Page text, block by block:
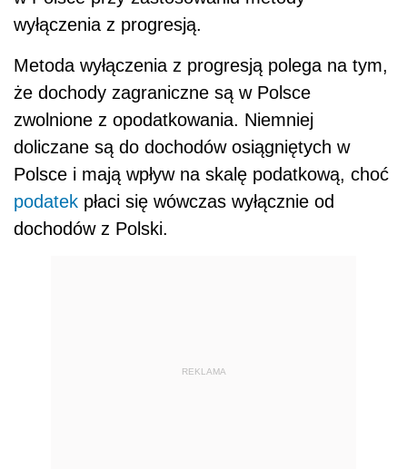
wyłączenia z progresją.
Metoda wyłączenia z progresją polega na tym,
że dochody zagraniczne są w Polsce
zwolnione z opodatkowania. Niemniej
doliczane są do dochodów osiągniętych w
Polsce i mają wpływ na skalę podatkową, choć
podatek płaci się wówczas wyłącznie od
dochodów z Polski.
REKLAMA